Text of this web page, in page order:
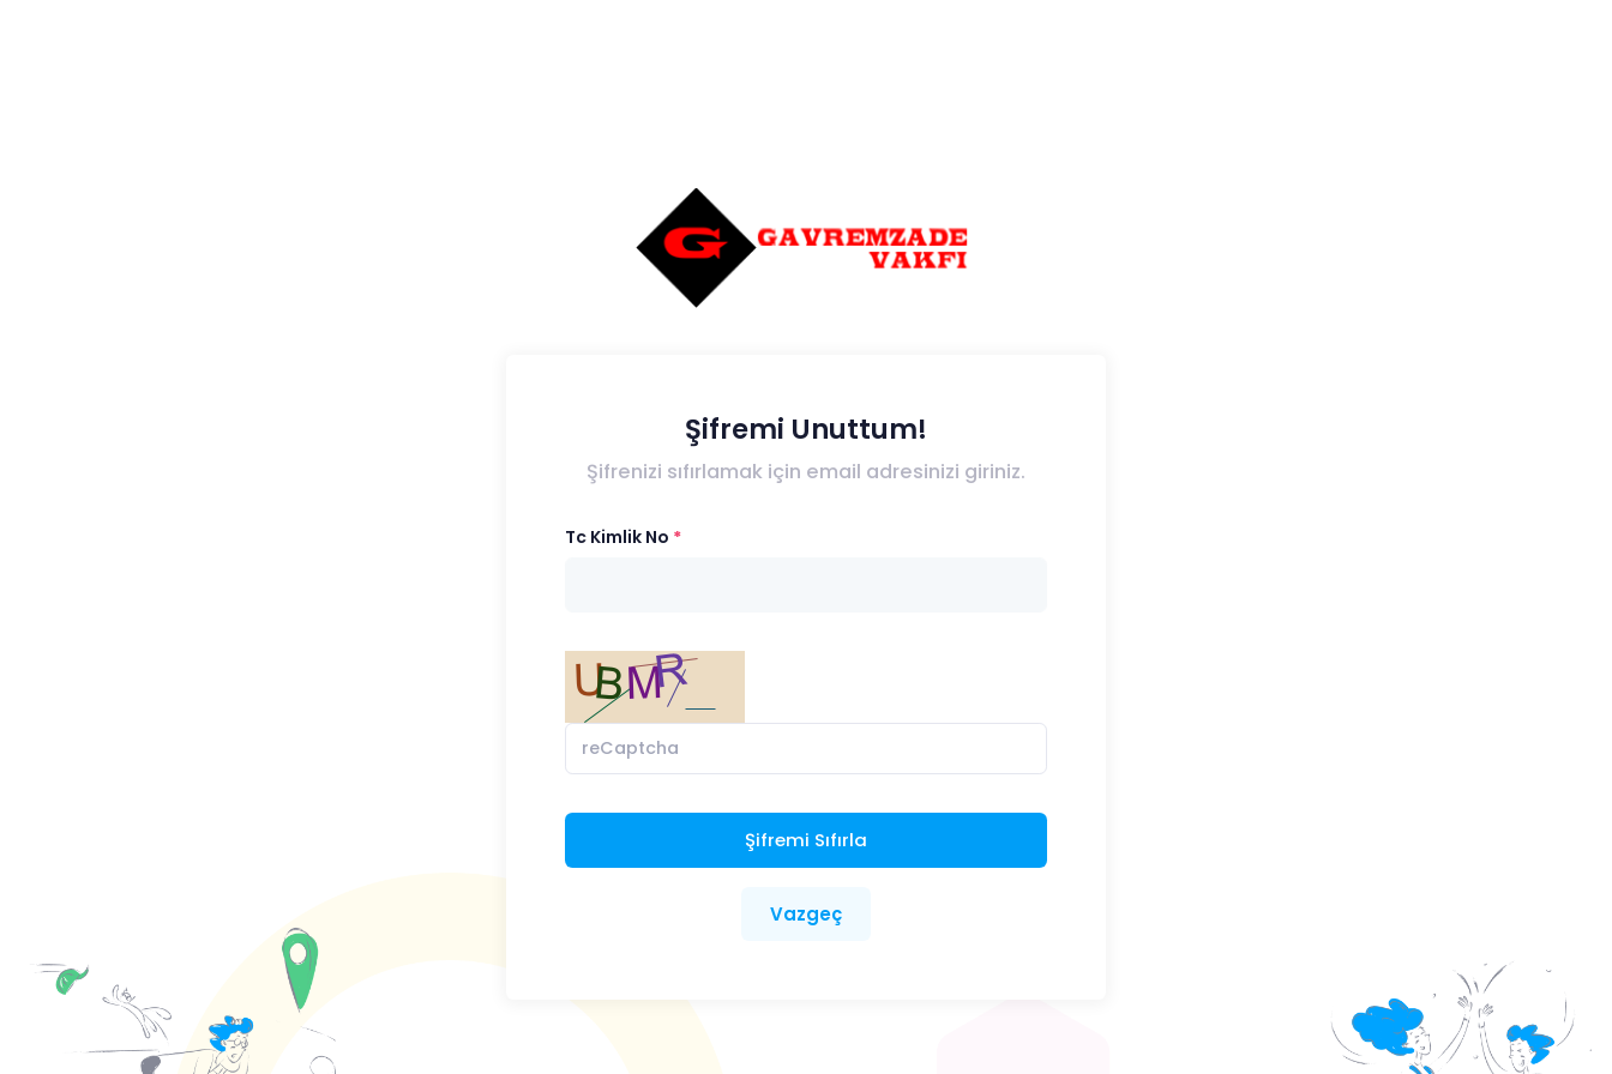
Şifremi Unuttum!
Şifrenizi sıfırlamak için email adresinizi giriniz.
Tc Kimlik No
Vazgeç